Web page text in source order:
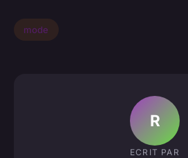
mode
R
ECRIT PAR